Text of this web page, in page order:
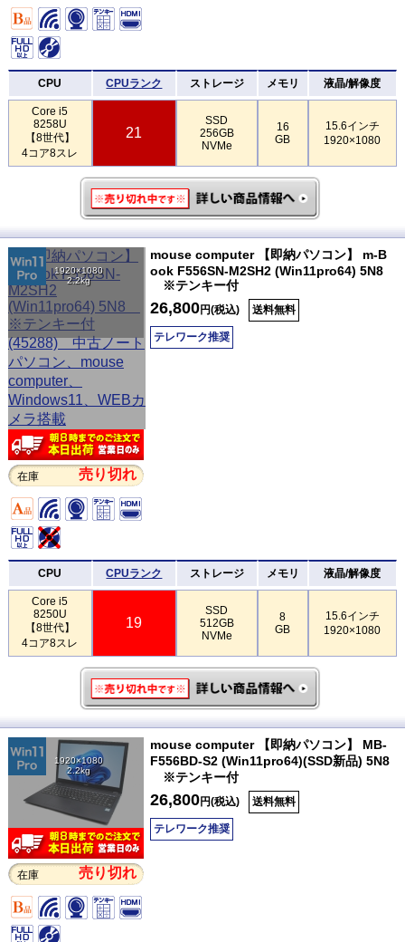
CPU CPUランク ストレージ メモリ 液晶/解像度
Core i5
8258U
【8世代】
4コア8スレ
21
SSD
256GB
NVMe
16
GB
15.6インチ
1920×1080
1920×1080
2.2kg
在庫 売り切れ
mouse computer 【即納パソコン】 m-B
ook F556SN-M2SH2 (Win11pro64) 5N8
※テンキー付
26,800円(税込) 送料無料
テレワーク推奨
CPU CPUランク ストレージ メモリ 液晶/解像度
Core i5
8250U
【8世代】
4コア8スレ
19
SSD
512GB
NVMe
8
GB
15.6インチ
1920×1080
1920×1080
2.2kg
在庫 売り切れ
mouse computer 【即納パソコン】 MB-
F556BD-S2 (Win11pro64)(SSD新品) 5N8
※テンキー付
26,800円(税込) 送料無料
テレワーク推奨